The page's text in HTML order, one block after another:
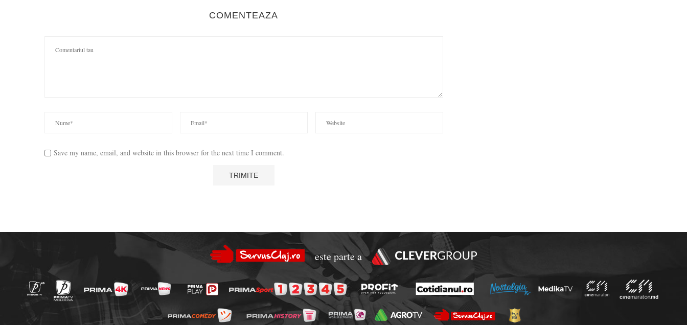
COMENTEAZA
Save my name, email, and website in this browser for the next time I comment.
este parte a